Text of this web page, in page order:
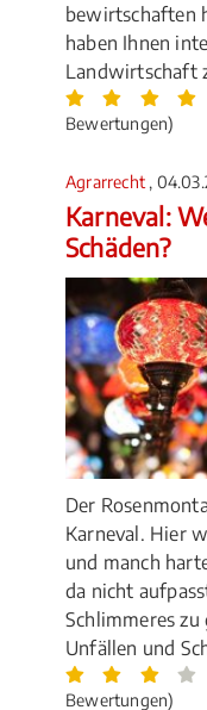
bewirtschaften
haben Ihnen
Landwirtschaft
Bewertungen)
Agrarrecht ,
Karneval:
Schäden?
Der
Karneval. Hier
und manch
da nicht
Schlimmeres
Unfällen und
Bewertungen)